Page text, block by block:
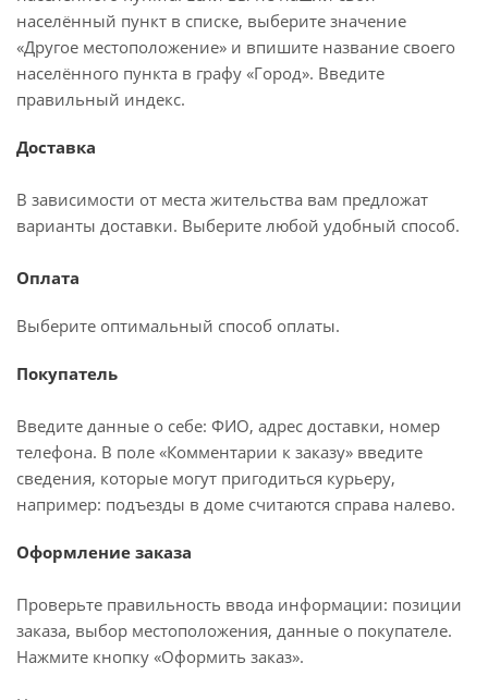
населённый пункт в списке, выберите значение
«Другое местоположение» и впишите название своего
населённого пункта в графу «Город». Введите
правильный индекс.
Доставка
В зависимости от места жительства вам предложат
варианты доставки. Выберите любой удобный способ.
Оплата
Выберите оптимальный способ оплаты.
Покупатель
Введите данные о себе: ФИО, адрес доставки, номер
телефона. В поле «Комментарии к заказу» введите
сведения, которые могут пригодиться курьеру,
например: подъезды в доме считаются справа налево.
Оформление заказа
Проверьте правильность ввода информации: позиции
заказа, выбор местоположения, данные о покупателе.
Нажмите кнопку «Оформить заказ».